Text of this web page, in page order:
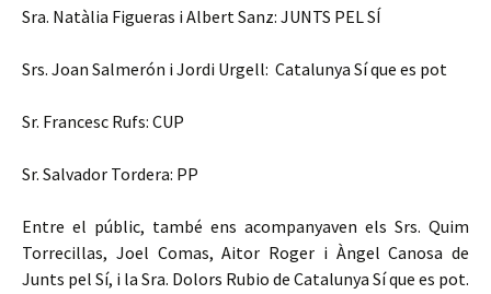
Sra. Natàlia Figueras i Albert Sanz: JUNTS PEL SÍ
Srs. Joan Salmerón i Jordi Urgell: Catalunya Sí que es pot
Sr. Francesc Rufs: CUP
Sr. Salvador Tordera: PP
Entre el públic, també ens acompanyaven els Srs. Quim
Torrecillas, Joel Comas, Aitor Roger i Àngel Canosa de
Junts pel Sí, i la Sra. Dolors Rubio de Catalunya Sí que es pot.